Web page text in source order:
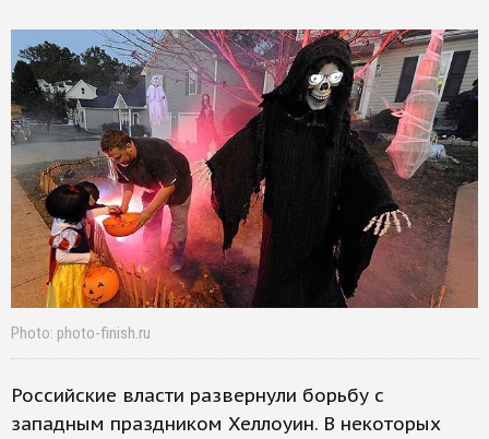
Photo: photo-finish.ru
Российские власти развернули борьбу с
западным праздником Хеллоуин. В некоторых